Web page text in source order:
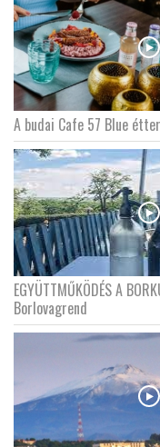
A budai Cafe 57 Blue
EGYÜTTMŰKÖDÉS A
Borlovagrend